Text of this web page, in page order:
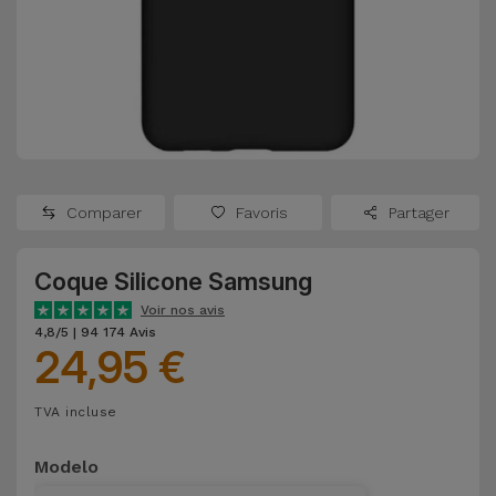
OnePlus
Google
Reconditionnés
Reconditionnés
Consoles de
Jeux
Reconditionnées
Voir
tout
Batteries
Chargeurs
Ecouteurs
et
Enceintes
Montres
Comparer Favoris Partager
Coque Silicone Samsung
Voir nos avis
4,8/5 | 94 174 Avis
24,95 €
TVA incluse
Modelo